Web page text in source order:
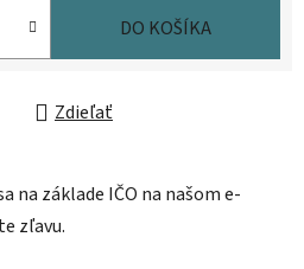
DO KOŠÍKA
Zdieľať
na základe IČO na našom e-
zľavu.